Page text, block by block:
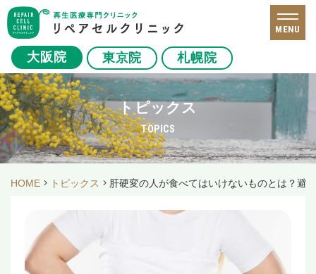
大阪院 東京院 札幌院
MENU
トピックス
TOPICS
HOME トピックス 肝硬変の人が食べてはいけないものとは？避